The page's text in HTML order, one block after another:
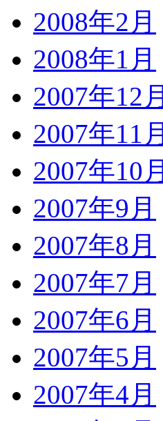
2008年2月
2008年1月
2007年12月
2007年11月
2007年10月
2007年9月
2007年8月
2007年7月
2007年6月
2007年5月
2007年4月